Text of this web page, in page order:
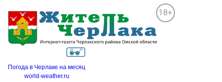
18+
Погода в Черлаке на месяц
world-weather.ru